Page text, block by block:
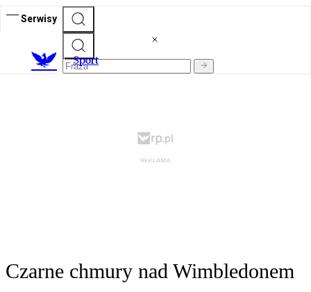
Serwisy
Sport
Czarne chmury nad Wimbledonem